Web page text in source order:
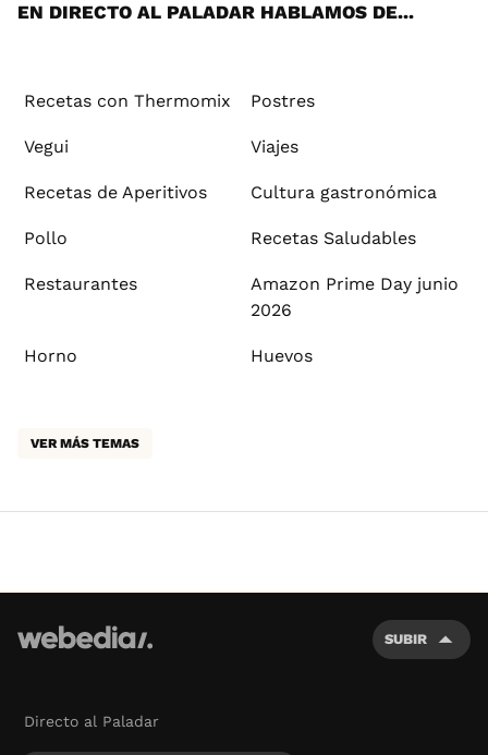
EN DIRECTO AL PALADAR HABLAMOS DE...
Recetas con Thermomix Postres
Vegui Viajes
Recetas de Aperitivos Cultura gastronómica
Pollo Recetas Saludables
Restaurantes
Amazon Prime Day junio
2026
Horno Huevos
VER MÁS TEMAS
SUBIR
Directo al Paladar